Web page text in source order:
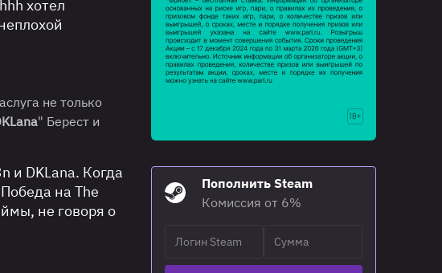
хотел
не только
" Берест и
и DKLana. Когда
на The
не говоря о
Пополнить Steam
Комиссия от 6%